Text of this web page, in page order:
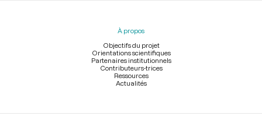
À propos
Objectifs du projet
Orientations scientifiques
Partenaires institutionnels
Contributeurs-trices
Ressources
Actualités